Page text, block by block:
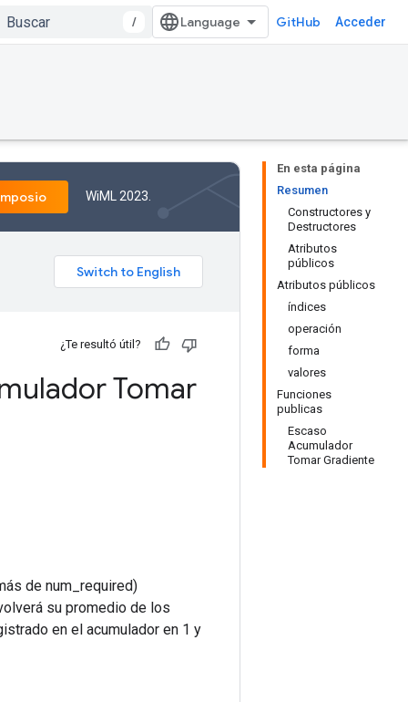
/ GitHub Acceder
En esta página
Resumen
Constructores y
Destructores
Atributos
públicos
Atributos públicos
índices
operación
forma
valores
Funciones
publicas
Escaso
Acumulador
Tomar Gradiente
WiML 2023.
¿Te resultó útil?
Tomar
de num_required)
su promedio de los
en el acumulador en 1 y